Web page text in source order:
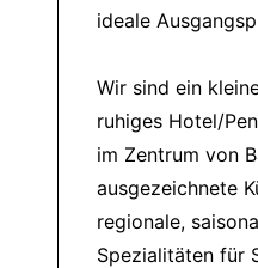
ideale
Wir sind ein
ruhiges Hotel/
im Zentrum von
ausgezeichnete
regionale,
Spezialitäten für